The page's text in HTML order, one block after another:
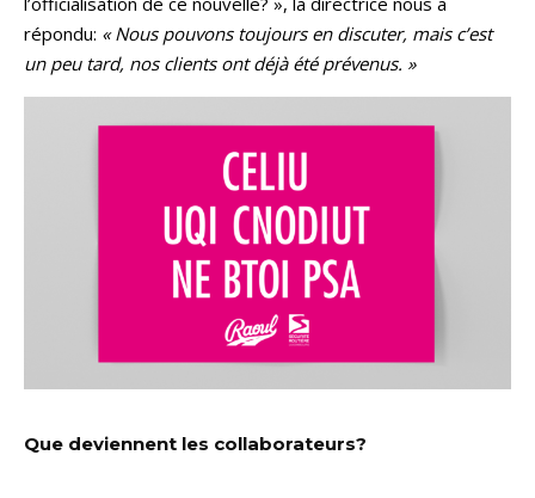
répondu: « Nous pouvons toujours en discuter, mais c’est
un peu tard, nos clients ont déjà été prévenus. »
Que deviennent les collaborateurs?